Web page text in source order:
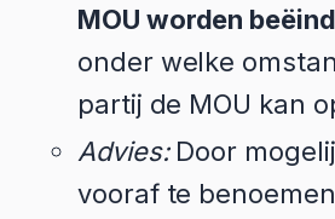
MOU worden
onder welke
partij de MOU kan
Advies:Door
vooraf te